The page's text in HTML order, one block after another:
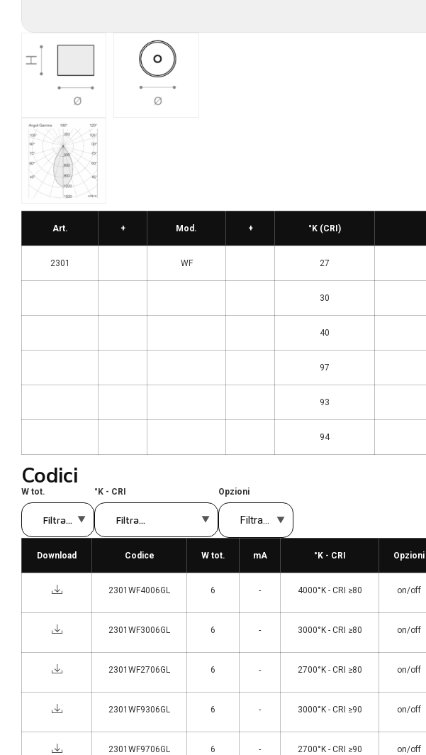
Art. + Mod. + °K (CRI)
2301 WF 27
30
40
97
93
94
Codici
W tot. °K - CRI Opzioni
Download Codice W tot. mA °K - CRI Opzioni
2301WF4006GL 6 - 4000°K - CRI ≥80 on/off
2301WF3006GL 6 - 3000°K - CRI ≥80 on/off
2301WF2706GL 6 - 2700°K - CRI ≥80 on/off
2301WF9306GL 6 - 3000°K - CRI ≥90 on/off
2301WF9706GL 6 - 2700°K - CRI ≥90 on/off